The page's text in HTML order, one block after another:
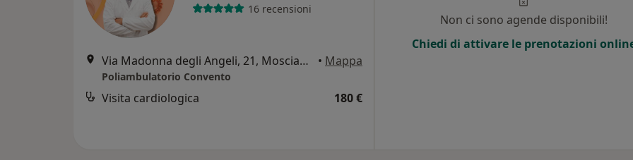
16 recensioni
Via Madonna degli Angeli, 21, Mosciano Sant'Angelo • Mappa
Poliambulatorio Convento
Visita cardiologica 180 €
Non ci sono agende disponibili!
Chiedi di attivare le prenotazioni